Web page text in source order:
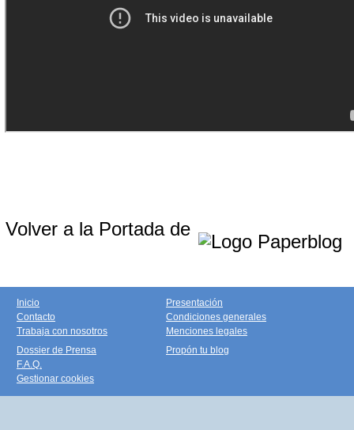
Volver a la Portada de
Inicio
Contacto
Trabaja con nosotros
Presentación
Condiciones generales
Menciones legales
Dossier de Prensa
F.A.Q.
Gestionar cookies
Propón tu blog